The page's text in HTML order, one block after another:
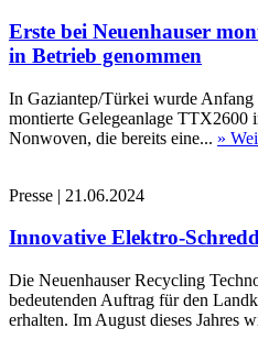
Erste bei Neuenhauser
in Betrieb genommen
In Gaziantep/Türkei wurde Anfang
montierte Gelegeanlage TTX2600
Nonwoven, die bereits eine... »
Presse | 21.06.2024
Innovative Elektro-
Die Neuenhauser Recycling
bedeutenden Auftrag für den
erhalten. Im August dieses Jahres